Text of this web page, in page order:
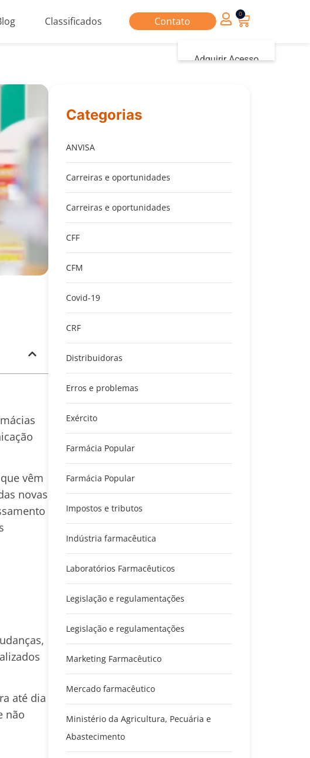
Classificados Contato
Adquirir Acesso
0
vêm
novas
até dia
não
Categorias
ANVISA
Carreiras e oportunidades
Carreiras e oportunidades
CFF
CFM
Covid-19
CRF
Distribuidoras
Erros e problemas
Exército
Farmácia Popular
Farmácia Popular
Impostos e tributos
Indústria farmacêutica
Laboratórios Farmacêuticos
Legislação e regulamentações
Legislação e regulamentações
Marketing Farmacêutico
Mercado farmacêutico
Ministério da Agricultura, Pecuária e
Abastecimento